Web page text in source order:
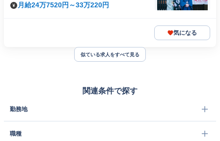
月給24万7520円～33万220円
気になる
似ている求人をすべて見る
関連条件で探す
勤務地
職種